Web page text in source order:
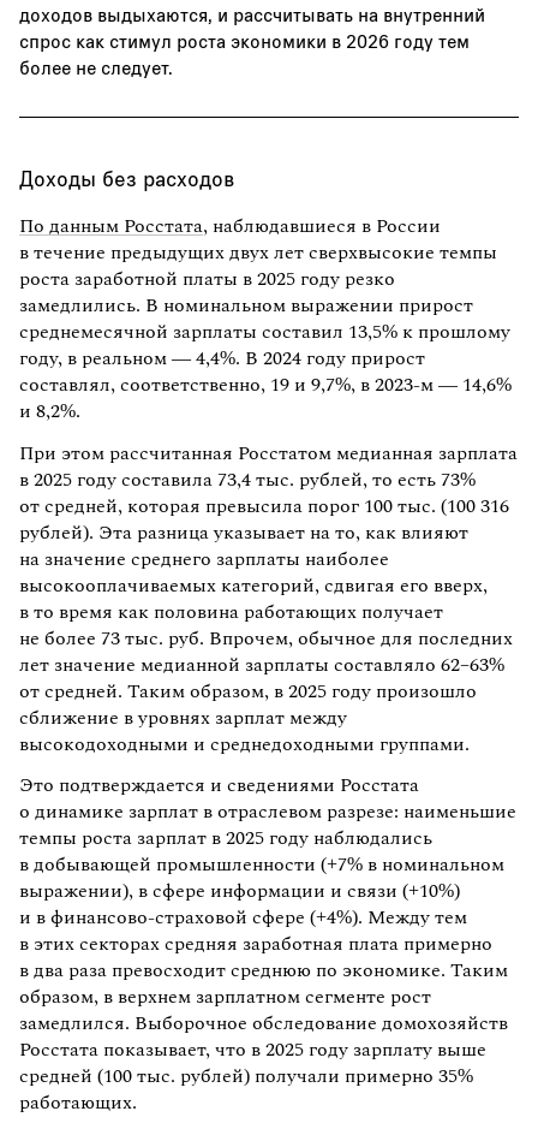
доходов выдыхаются, и рассчитывать на внутренний
спрос как стимул роста экономики в 2026 году тем
более не следует.
Доходы без расходов
По данным Росстата, наблюдавшиеся в России
в течение предыдущих двух лет сверхвысокие темпы
роста заработной платы в 2025 году резко
замедлились. В номинальном выражении прирост
среднемесячной зарплаты составил 13,5% к прошлому
году, в реальном — 4,4%. В 2024 году прирост
составлял, соответственно, 19 и 9,7%, в 2023-м — 14,6%
и 8,2%.
При этом рассчитанная Росстатом медианная зарплата
в 2025 году составила 73,4 тыс. рублей, то есть 73%
от средней, которая превысила порог 100 тыс. (100 316
рублей). Эта разница указывает на то, как влияют
на значение среднего зарплаты наиболее
высокооплачиваемых категорий, сдвигая его вверх,
в то время как половина работающих получает
не более 73 тыс. руб. Впрочем, обычное для последних
лет значение медианной зарплаты составляло 62–63%
от средней. Таким образом, в 2025 году произошло
сближение в уровнях зарплат между
высокодоходными и среднедоходными группами.
Это подтверждается и сведениями Росстата
о динамике зарплат в отраслевом разрезе: наименьшие
темпы роста зарплат в 2025 году наблюдались
в добывающей промышленности (+7% в номинальном
выражении), в сфере информации и связи (+10%)
и в финансово-страховой сфере (+4%). Между тем
в этих секторах средняя заработная плата примерно
в два раза превосходит среднюю по экономике. Таким
образом, в верхнем зарплатном сегменте рост
замедлился. Выборочное обследование домохозяйств
Росстата показывает, что в 2025 году зарплату выше
средней (100 тыс. рублей) получали примерно 35%
работающих.